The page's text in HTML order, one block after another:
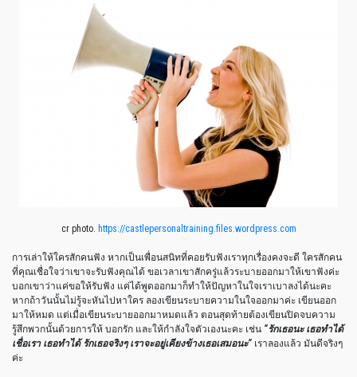
cr photo. https://castlepersonaltraining.files.wordpress.com
การเล่าให้ใครสักคนฟัง หากเป็นเพื่อนสนิทที่คอยรับฟังเราทุกเรื่องคงจะดี ใครสักคน
ที่คุณเชื่อใจว่าเขาจะรับฟังคุณได้ ขอเวลาเขาสักครู่แล้วระบายออกมาให้เขาฟังค่ะ
บอกเขาว่าแค่ขอให้รับฟัง แค่ได้พูดออกมาก็ทำให้ปัญหาในใจเราเบาลงได้นะคะ
หากถ้าวันนั้นไม่รู้จะหันไปหาใคร ลองเขียนระบายความในใจออกมาค่ะ เขียนออก
มาให้หมด แต่เมื่อเขียนระบายออกมาหมดแล้ว ตอนสุดท้ายต้องเขียนปิดจบความ
รู้สึกพวกนั้นด้วยการให้ บอกรัก และให้กำลังใจตัวเองนะคะ เช่น “รักเธอนะ เธอทำได้
เชื่อเรา เธอทำได้ รักเธอจริงๆ เราจะอยู่เคียงข้างเธอเสมอนะ” เราลองแล้ว มันดีจริงๆ
ค่ะ